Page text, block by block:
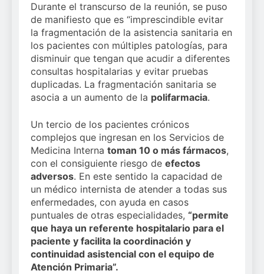
Durante el transcurso de la reunión, se puso
de manifiesto que es “imprescindible evitar
la fragmentación de la asistencia sanitaria en
los pacientes con múltiples patologías, para
disminuir que tengan que acudir a diferentes
consultas hospitalarias y evitar pruebas
duplicadas. La fragmentación sanitaria se
asocia a un aumento de la polifarmacia.
Un tercio de los pacientes crónicos
complejos que ingresan en los Servicios de
Medicina Interna toman 10 o más fármacos,
con el consiguiente riesgo de efectos
adversos. En este sentido la capacidad de
un médico internista de atender a todas sus
enfermedades, con ayuda en casos
puntuales de otras especialidades, “permite
que haya un referente hospitalario para el
paciente y facilita la coordinación y
continuidad asistencial con el equipo de
Atención Primaria”.